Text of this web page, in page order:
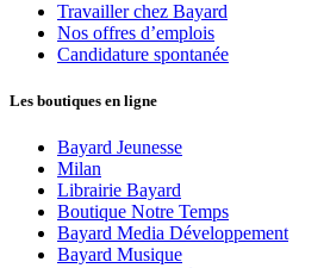
Travailler chez Bayard
Nos offres d’emplois
Candidature spontanée
Les boutiques en ligne
Bayard Jeunesse
Milan
Librairie Bayard
Boutique Notre Temps
Bayard Media Développement
Bayard Musique